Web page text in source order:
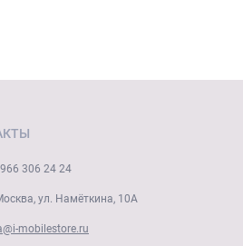
306 24 24
ул. Намёткина, 10А
mobilestore.ru